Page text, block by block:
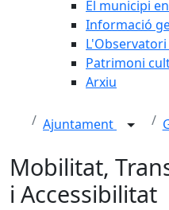
El municipi
Informació
L'Observatori
Patrimoni
Arxiu
Ajuntament
Mobilitat,
i Accessibilitat